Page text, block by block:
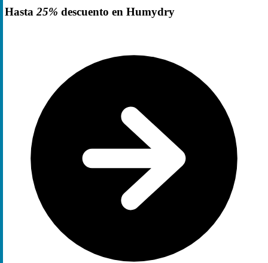
Hasta 25% descuento en Humydry